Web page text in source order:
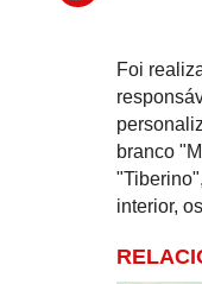
Foi
branco
interior,